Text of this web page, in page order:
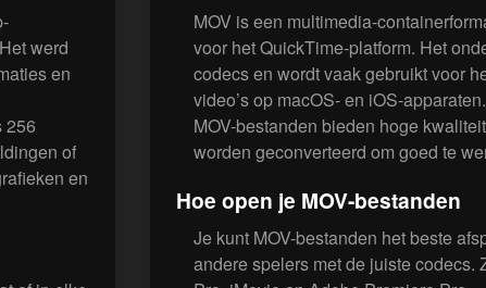
werd
en
256
of
en
MOV is een multimedia-
voor het QuickTime-platform. Het
codecs en wordt vaak gebruikt voor
video’s op macOS- en iOS-apparaten.
MOV-bestanden bieden hoge
worden geconverteerd om goed te
Hoe open je MOV-bestanden
Je kunt MOV-bestanden het beste
andere spelers met de juiste